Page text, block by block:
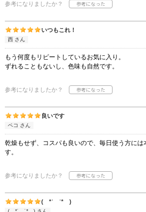
参考になりましたか？
いつもこれ！
西 さん
もう何度もリピートしているお気に入り。
ずれることもないし、色味も自然です。
参考になりましたか？
良いです
ペコ さん
乾燥もせず、コスパも良いので、毎日使う方には
す。
参考になりましたか？
( *˙ ˙* )